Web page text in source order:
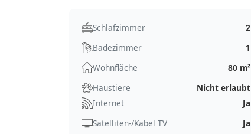
Schlafzimmer
2
Badezimmer
1
Wohnfläche
80 m²
Haustiere
Nicht erlaubt
Internet
Ja
Satelliten-/Kabel TV
Ja